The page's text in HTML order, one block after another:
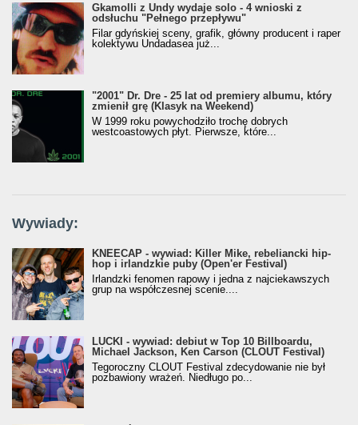
Gkamolli z Undy wydaje solo - 4 wnioski z
odsłuchu "Pełnego przepływu"
Filar gdyńskiej sceny, grafik, główny producent i raper
kolektywu Undadasea już...
"2001" Dr. Dre - 25 lat od premiery albumu, który
zmienił grę (Klasyk na Weekend)
W 1999 roku powychodziło trochę dobrych
westcoastowych płyt. Pierwsze, które...
Wywiady:
KNEECAP - wywiad: Killer Mike, rebeliancki hip-
hop i irlandzkie puby (Open'er Festival)
Irlandzki fenomen rapowy i jedna z najciekawszych
grup na współczesnej scenie....
LUCKI - wywiad: debiut w Top 10 Billboardu,
Michael Jackson, Ken Carson (CLOUT Festival)
Tegoroczny CLOUT Festival zdecydowanie nie był
pozbawiony wrażeń. Niedługo po...